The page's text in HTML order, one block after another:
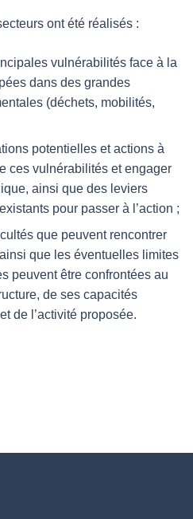
ont été réalisés :
vulnérabilités face à la
dans des grandes
(déchets, mobilités,
potentielles et actions à
ces vulnérabilités et engager
ainsi que des leviers
pour passer à l’action ;
que peuvent rencontrer
que les éventuelles limites
peuvent être confrontées au
de ses capacités
de l’activité proposée.